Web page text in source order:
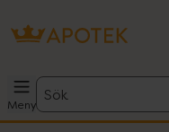
Meny
Sök